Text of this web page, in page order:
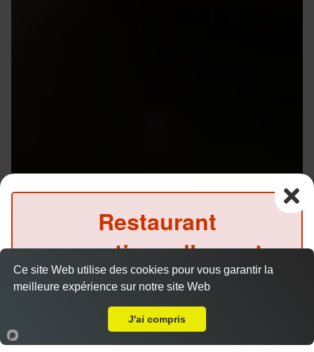
Accueil Panier Compte
Restaurant
exceptionnellement
fermé ce midi
(Précommande possible)
Ce site Web utilise des cookies pour vous garantir la
meilleure expérience sur notre site Web
J'ai compris